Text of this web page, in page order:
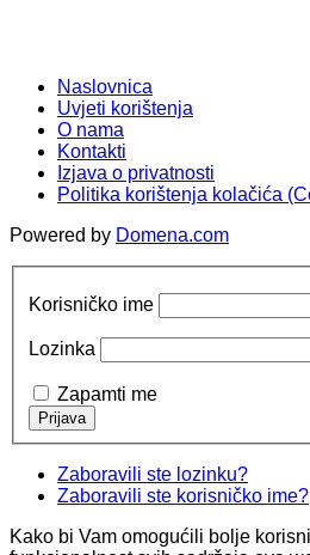
Naslovnica
Uvjeti korištenja
O nama
Kontakti
Izjava o privatnosti
Politika korištenja kolačića
Powered by Domena.com
Korisničko ime
Lozinka
Zapamti me
Zaboravili ste lozinku?
Zaboravili ste korisničko ime?
Kako bi Vam omogućili bolje